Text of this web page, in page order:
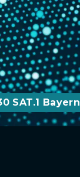
SAT.1 Bayern